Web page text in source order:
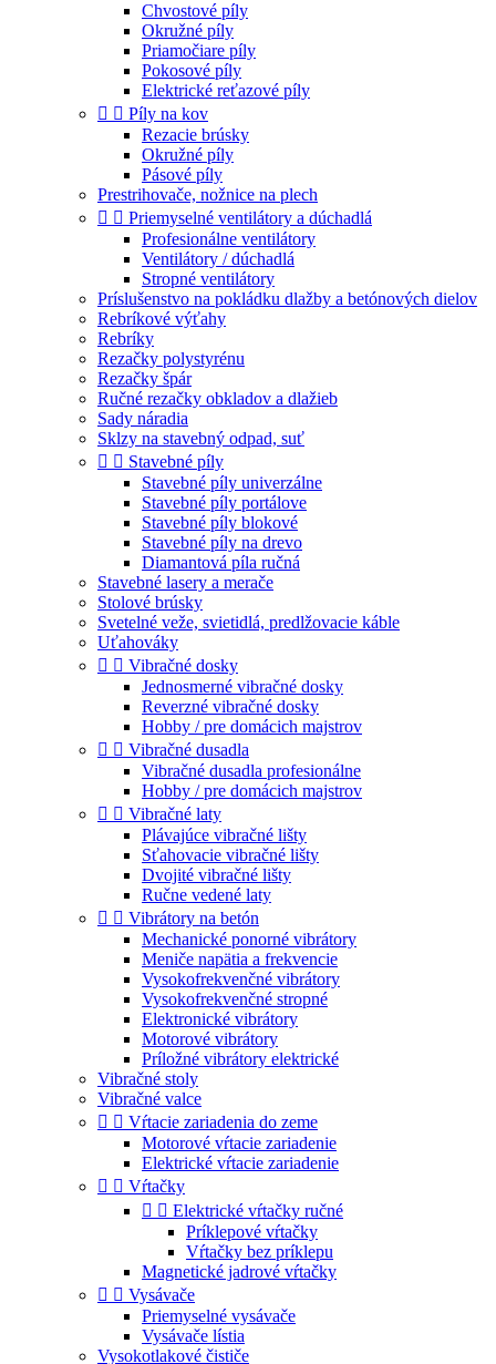
Chvostové píly
Okružné píly
Priamočiare píly
Pokosové píly
Elektrické reťazové píly
  Píly na kov
Rezacie brúsky
Okružné píly
Pásové píly
Prestrihovače, nožnice na plech
  Priemyselné ventilátory a dúchadlá
Profesionálne ventilátory
Ventilátory / dúchadlá
Stropné ventilátory
Príslušenstvo na pokládku dlažby a betónových dielov
Rebríkové výťahy
Rebríky
Rezačky polystyrénu
Rezačky špár
Ručné rezačky obkladov a dlažieb
Sady náradia
Sklzy na stavebný odpad, suť
  Stavebné píly
Stavebné píly univerzálne
Stavebné píly portálove
Stavebné píly blokové
Stavebné píly na drevo
Diamantová píla ručná
Stavebné lasery a merače
Stolové brúsky
Svetelné veže, svietidlá, predlžovacie káble
Uťahováky
  Vibračné dosky
Jednosmerné vibračné dosky
Reverzné vibračné dosky
Hobby / pre domácich majstrov
  Vibračné dusadla
Vibračné dusadla profesionálne
Hobby / pre domácich majstrov
  Vibračné laty
Plávajúce vibračné lišty
Sťahovacie vibračné lišty
Dvojité vibračné lišty
Ručne vedené laty
  Vibrátory na betón
Mechanické ponorné vibrátory
Meniče napätia a frekvencie
Vysokofrekvenčné vibrátory
Vysokofrekvenčné stropné
Elektronické vibrátory
Motorové vibrátory
Príložné vibrátory elektrické
Vibračné stoly
Vibračné valce
  Vŕtacie zariadenia do zeme
Motorové vŕtacie zariadenie
Elektrické vŕtacie zariadenie
  Vŕtačky
  Elektrické vŕtačky ručné
Príklepové vŕtačky
Vŕtačky bez príklepu
Magnetické jadrové vŕtačky
  Vysávače
Priemyselné vysávače
Vysávače lístia
Vysokotlakové čističe